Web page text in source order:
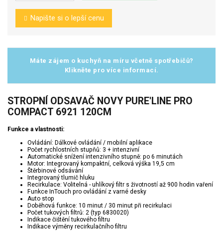
Napište si o lepší cenu
Máte zájem o kuchyň na míru včetně spotřebičů?
Klikněte pro více informací.
STROPNÍ ODSAVAČ NOVY PURE'LINE PRO
COMPACT 6921 120CM
Funkce a vlastnosti:
Ovládání: Dálkové ovládání / mobilní aplikace
Počet rychlostních stupňů: 3 + intenzivní
Automatické snížení intenzivního stupně: po 6 minutách
Motor: Integrovaný kompaktní, celková výška 19,5 cm
Štěrbinové odsávání
Integrovaný tlumič hluku
Recirkulace: Volitelná - uhlíkový filtr s životností až 900 hodin vaření
Funkce InTouch pro ovládání z varné desky
Auto stop
Doběhová funkce: 10 minut / 30 minut při recirkulaci
Počet tukových filtrů: 2 (typ 6830020)
Indikace čištění tukového filtru
Indikace výměny recirkulačního filtru